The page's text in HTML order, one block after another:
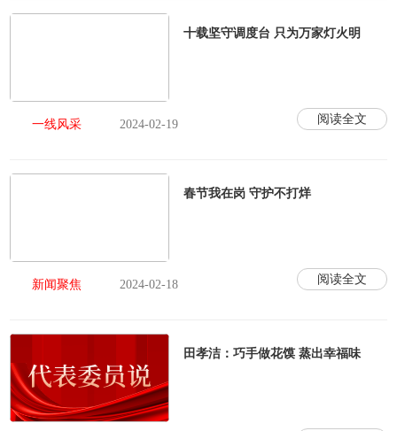
十载坚守调度台 只为万家灯火明
一线风采 2024-02-19 阅读全文
春节我在岗 守护不打烊
新闻聚焦 2024-02-18 阅读全文
田孝洁：巧手做花馍 蒸出幸福味